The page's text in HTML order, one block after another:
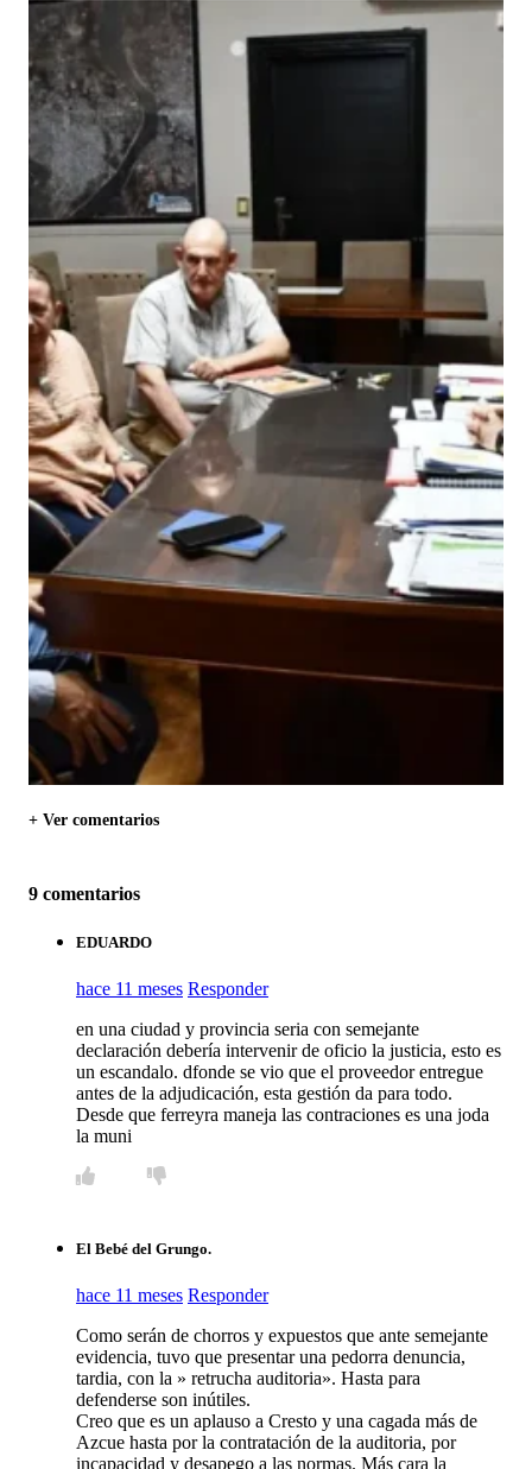
+ Ver comentarios
9 comentarios
EDUARDO
hace 11 meses Responder
en una ciudad y provincia seria con semejante
declaración debería intervenir de oficio la justicia, esto es
un escandalo. dfonde se vio que el proveedor entregue
antes de la adjudicación, esta gestión da para todo.
Desde que ferreyra maneja las contraciones es una joda
la muni
El Bebé del Grungo.
hace 11 meses Responder
Como serán de chorros y expuestos que ante semejante
evidencia, tuvo que presentar una pedorra denuncia,
tardia, con la » retrucha auditoria». Hasta para
defenderse son inútiles.
Creo que es un aplauso a Cresto y una cagada más de
Azcue hasta por la contratación de la auditoria, por
incapacidad y desapego a las normas. Más cara la